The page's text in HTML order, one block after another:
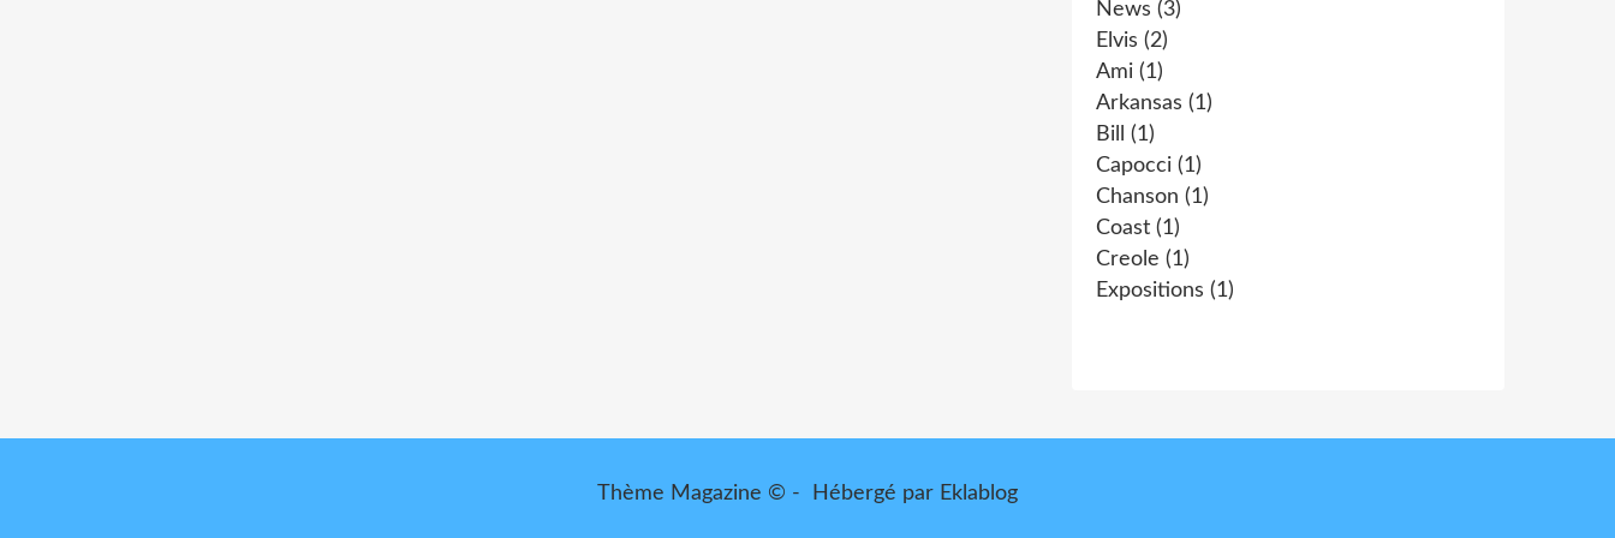
News (3)
Elvis (2)
Ami (1)
Arkansas (1)
Bill
(1)
Capocci (1)
Chanson (1)
Coast (1)
Creole (1)
Expositions (1)
Thème Magazine © - Hébergé par Eklablog